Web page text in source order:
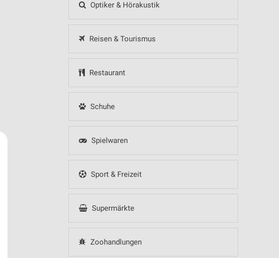
Optiker & Hörakustik
Reisen & Tourismus
Restaurant
Schuhe
Spielwaren
Sport & Freizeit
Supermärkte
Zoohandlungen